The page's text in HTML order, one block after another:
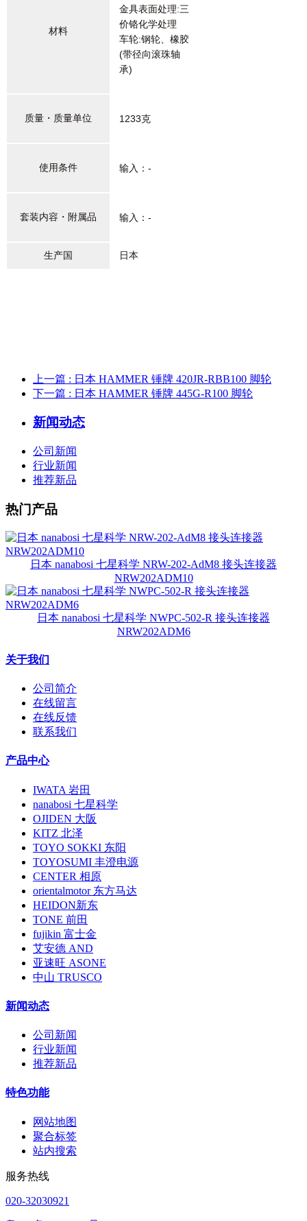
材料
金具表面处理:三
价铬化学处理
车轮:钢轮、橡胶
(带径向滚珠轴
承)
质量・质量单位 1233克
使用条件 输入：-
套装内容・附属品 输入：-
生产国 日本
上一篇 : 日本 HAMMER 锤牌 420JR-RBB100 脚轮
下一篇 : 日本 HAMMER 锤牌 445G-R100 脚轮
新闻动态
公司新闻
行业新闻
推荐新品
热门产品
日本 nanabosi 七星科学 NRW-202-AdM8 接头连接器
NRW202ADM10
日本 nanabosi 七星科学 NWPC-502-R 接头连接器
NRW202ADM6
关于我们
公司简介
在线留言
在线反馈
联系我们
产品中心
IWATA 岩田
nanabosi 七星科学
OJIDEN 大阪
KITZ 北泽
TOYO SOKKI 东阳
TOYOSUMI 丰澄电源
CENTER 相原
orientalmotor 东方马达
HEIDON新东
TONE 前田
fujikin 富士金
艾安德 AND
亚速旺 ASONE
中山 TRUSCO
新闻动态
公司新闻
行业新闻
推荐新品
特色功能
网站地图
聚合标签
站内搜索
服务热线
020-32030921